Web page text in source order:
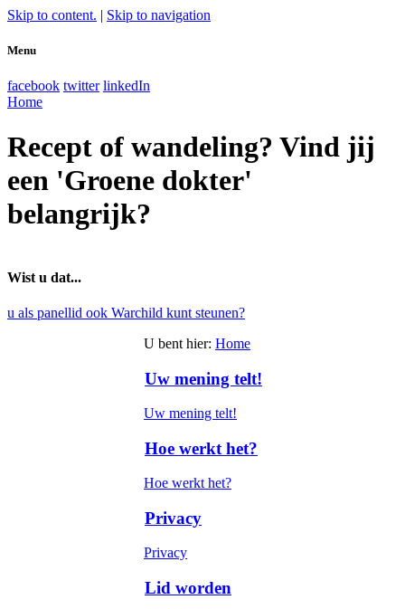
Skip to content. | Skip to navigation
Menu
facebook twitter linkedIn
Home
Recept of wandeling? Vind jij
een 'Groene dokter'
belangrijk?
Wist u dat...
u als panellid ook Warchild kunt steunen?
U bent hier: Home
Uw mening telt!
Uw mening telt!
Hoe werkt het?
Hoe werkt het?
Privacy
Privacy
Lid worden